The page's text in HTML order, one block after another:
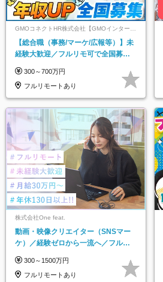
GMOコネクトHR株式会社【GMOインターネ
ットグループ】
【総合職（事務/マーケ/広報等）】未
経験大歓迎／フルリモ可で全国募
★
300～700万円
フルリモートあり
株式会社One feat.
動画・映像クリエイター（SNSマー
ケ）／経験ゼロから一流へ／フルリ
日以上
300～1500万円
フルリモートあり